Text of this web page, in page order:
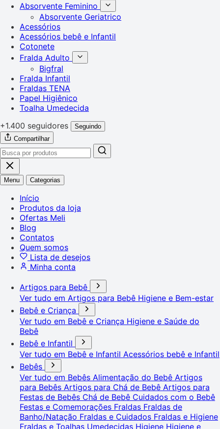
Absorvente Feminino
Absorvente Geriatrico
Acessórios
Acessórios bebê e Infantil
Cotonete
Fralda Adulto
Bigfral
Fralda Infantil
Fraldas TENA
Papel Higiênico
Toalha Umedecida
+1.400 seguidores
Seguindo
Compartilhar
Menu Categorias
Início
Produtos da loja
Ofertas Meli
Blog
Contatos
Quem somos
Lista de desejos
Minha conta
Artigos para Bebê
Ver tudo em Artigos para Bebê Higiene e Bem-estar
Bebê e Criança
Ver tudo em Bebê e Criança Higiene e Saúde do
Bebê
Bebê e Infantil
Ver tudo em Bebê e Infantil Acessórios bebê e Infantil
Bebês
Ver tudo em Bebês Alimentação do Bebê Artigos
para Bebês Artigos para Chá de Bebê Artigos para
Festas de Bebês Chá de Bebê Cuidados com o Bebê
Festas e Comemorações Fraldas Fraldas de
Banho/Natação Fraldas e Cuidados Fraldas e Higiene
Fraldas e Toalhas Umedecidas Higiene Higiene e